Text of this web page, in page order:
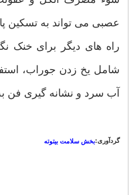
عصبی می تواند به تسکین
راه های دیگر برای خنک
شامل یخ زدن جوراب،
آب سرد و نشانه گیری فن
گردآوری:بخش سلامت بیتوته